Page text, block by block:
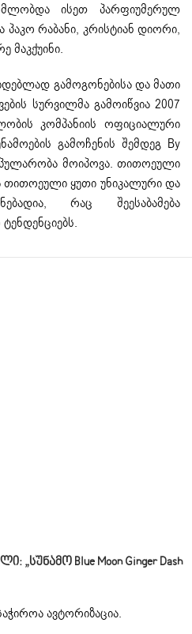
ისეთ პარფიუმერულ
პაკო რაბანი, კრისტიან დიორი,
მაკქუინი.
გამოგონებისა და მათი
სურვილმა გამოიწვია 2007
კომპანიის ოფიციალური
გამოჩენის შემდეგ By
მოიპოვა. თითოეული
ყუთი უნიკალური და
რაც შეესაბამება
„სუნამო Blue Moon Ginger Dash
ავტორიზაცია.